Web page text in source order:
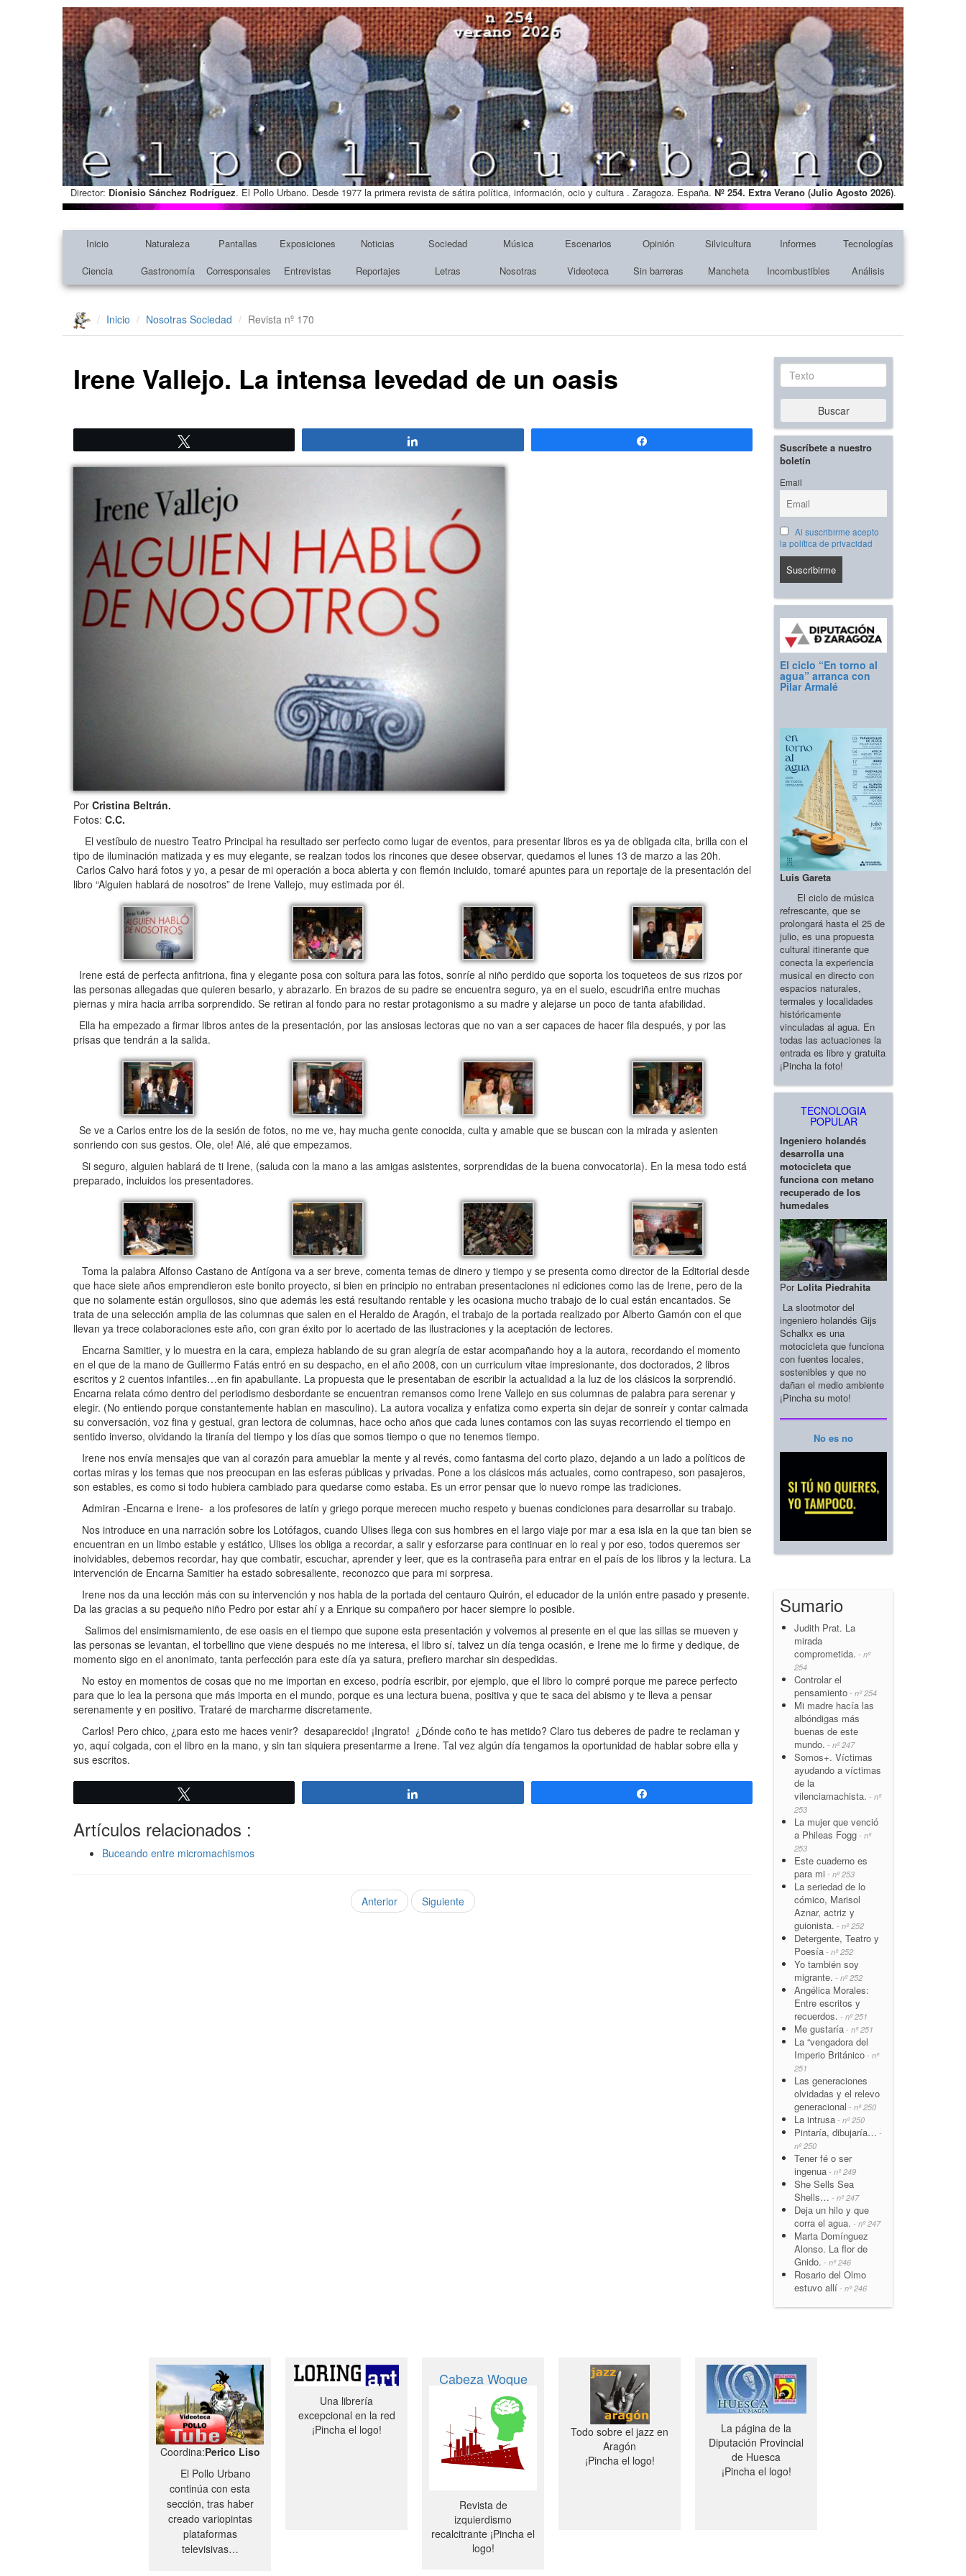
Director: Dionisio Sánchez Rodríguez. El Pollo Urbano. Desde 1977 la primera revista de sátira política, información, ocio y cultura . Zaragoza. España. Nº 254. Extra Verano (Julio Agosto 2026).
Inicio Naturaleza Pantallas Exposiciones Noticias Sociedad Música Escenarios Opinión Silvicultura Informes
Tecnologías
Ciencia
Gastronomía Corresponsales Entrevistas Reportajes Letras Nosotras Videoteca Sin barreras Mancheta Incombustibles Análisis
Inicio Nosotras Sociedad Revista nº 170
Irene Vallejo. La intensa levedad de un oasis
Por Cristina Beltrán.
Fotos: C.C.
El vestíbulo de nuestro Teatro Principal ha resultado ser perfecto como lugar de eventos, para presentar libros es ya de obligada cita, brilla con el
tipo de iluminación matizada y es muy elegante, se realzan todos los rincones que desee observar, quedamos el lunes 13 de marzo a las 20h.
Carlos Calvo hará fotos y yo, a pesar de mi operación a boca abierta y con flemón incluido, tomaré apuntes para un reportaje de la presentación del
libro “Alguien hablará de nosotros” de Irene Vallejo, muy estimada por él.
Irene está de perfecta anfitriona, fina y elegante posa con soltura para las fotos, sonríe al niño perdido que soporta los toqueteos de sus rizos por
las personas allegadas que quieren besarlo, y abrazarlo. En brazos de su padre se encuentra seguro, ya en el suelo, escudriña entre muchas
piernas y mira hacia arriba sorprendido. Se retiran al fondo para no restar protagonismo a su madre y alejarse un poco de tanta afabilidad.
Ella ha empezado a firmar libros antes de la presentación, por las ansiosas lectoras que no van a ser capaces de hacer fila después, y por las
prisas que tendrán a la salida.
Se ve a Carlos entre los de la sesión de fotos, no me ve, hay mucha gente conocida, culta y amable que se buscan con la mirada y asienten
sonriendo con sus gestos. Ole, ole! Alé, alé que empezamos.
Si seguro, alguien hablará de ti Irene, (saluda con la mano a las amigas asistentes, sorprendidas de la buena convocatoria). En la mesa todo está
preparado, incluidos los presentadores.
Toma la palabra Alfonso Castano de Antígona va a ser breve, comenta temas de dinero y tiempo y se presenta como director de la Editorial desde
que hace siete años emprendieron este bonito proyecto, si bien en principio no entraban presentaciones ni ediciones como las de Irene, pero de la
que no solamente están orgullosos, sino que además les está resultando rentable y les ocasiona mucho trabajo de lo cual están encantados. Se
trata de una selección amplia de las columnas que salen en el Heraldo de Aragón, el trabajo de la portada realizado por Alberto Gamón con el que
llevan ya trece colaboraciones este año, con gran éxito por lo acertado de las ilustraciones y la aceptación de lectores.
Encarna Samitier, y lo muestra en la cara, empieza hablando de su gran alegría de estar acompañando hoy a la autora, recordando el momento
en el que de la mano de Guillermo Fatás entró en su despacho, en el año 2008, con un curriculum vitae impresionante, dos doctorados, 2 libros
escritos y 2 cuentos infantiles…en fin apabullante. La propuesta que le presentaban de escribir la actualidad a la luz de los clásicos la sorprendió.
Encarna relata cómo dentro del periodismo desbordante se encuentran remansos como Irene Vallejo en sus columnas de palabra para serenar y
elegir. (No entiendo porque constantemente hablan en masculino). La autora vocaliza y enfatiza como experta sin dejar de sonreír y contar calmada
su conversación, voz fina y gestual, gran lectora de columnas, hace ocho años que cada lunes contamos con las suyas recorriendo el tiempo en
sentido inverso, olvidando la tiranía del tiempo y los días que somos tiempo o que no tenemos tiempo.
Irene nos envía mensajes que van al corazón para amueblar la mente y al revés, como fantasma del corto plazo, dejando a un lado a políticos de
cortas miras y los temas que nos preocupan en las esferas públicas y privadas. Pone a los clásicos más actuales, como contrapeso, son pasajeros,
son estables, es como si todo hubiera cambiado para quedarse como estaba. Es un error pensar que lo nuevo rompe las tradiciones.
Admiran -Encarna e Irene- a los profesores de latín y griego porque merecen mucho respeto y buenas condiciones para desarrollar su trabajo.
Nos introduce en una narración sobre los Lotófagos, cuando Ulises llega con sus hombres en el largo viaje por mar a esa isla en la que tan bien se
encuentran en un limbo estable y estático, Ulises los obliga a recordar, a salir y esforzarse para continuar en lo real y por eso, todos queremos ser
inolvidables, debemos recordar, hay que combatir, escuchar, aprender y leer, que es la contraseña para entrar en el país de los libros y la lectura. La
intervención de Encarna Samitier ha estado sobresaliente, reconozco que para mi sorpresa.
Irene nos da una lección más con su intervención y nos habla de la portada del centauro Quirón, el educador de la unión entre pasado y presente.
Da las gracias a su pequeño niño Pedro por estar ahí y a Enrique su compañero por hacer siempre lo posible.
Salimos del ensimismamiento, de ese oasis en el tiempo que supone esta presentación y volvemos al presente en el que las sillas se mueven y
las personas se levantan, el torbellino que viene después no me interesa, el libro sí, talvez un día tenga ocasión, e Irene me lo firme y dedique, de
momento sigo en el anonimato, tanta perfección para este día ya satura, prefiero marchar sin despedidas.
No estoy en momentos de cosas que no me importan en exceso, podría escribir, por ejemplo, que el libro lo compré porque me parece perfecto
para que lo lea la persona que más importa en el mundo, porque es una lectura buena, positiva y que te saca del abismo y te lleva a pensar
serenamente y en positivo. Trataré de marcharme discretamente.
Carlos! Pero chico, ¿para esto me haces venir? desaparecido! ¡Ingrato! ¿Dónde coño te has metido? Claro tus deberes de padre te reclaman y
yo, aquí colgada, con el libro en la mano, y sin tan siquiera presentarme a Irene. Tal vez algún día tengamos la oportunidad de hablar sobre ella y
sus escritos.
Artículos relacionados :
Buceando entre micromachismos
Anterior Siguiente
Texto
Buscar
Suscríbete a nuestro
boletín
Email
Al suscribirme acepto
la política de privacidad
El ciclo “En torno al
agua” arranca con
Pilar Armalé
Luis Gareta
El ciclo de música
refrescante, que se
prolongará hasta el 25 de
julio, es una propuesta
cultural itinerante que
conecta la experiencia
musical en directo con
espacios naturales,
termales y localidades
históricamente
vinculadas al agua. En
todas las actuaciones la
entrada es libre y gratuita
¡Pincha la foto!
TECNOLOGIA
POPULAR
Ingeniero holandés
desarrolla una
motocicleta que
funciona con metano
recuperado de los
humedales
Por Lolita Piedrahita
La slootmotor del
ingeniero holandés Gijs
Schalkx es una
motocicleta que funciona
con fuentes locales,
sostenibles y que no
dañan el medio ambiente
¡Pincha su moto!
No es no
Sumario
Judith Prat. La
mirada
comprometida. - nº
254
Controlar el
pensamiento - nº 254
Mi madre hacía las
albóndigas más
buenas de este
mundo. - nº 247
Somos+. Víctimas
ayudando a víctimas
de la
vilenciamachista. - nº
253
La mujer que venció
a Phileas Fogg - nº
253
Este cuaderno es
para mi - nº 253
La seriedad de lo
cómico, Marisol
Aznar, actriz y
guionista. - nº 252
Detergente, Teatro y
Poesía - nº 252
Yo también soy
migrante. - nº 252
Angélica Morales:
Entre escritos y
recuerdos. - nº 251
Me gustaría - nº 251
La “vengadora del
Imperio Británico - nº
251
Las generaciones
olvidadas y el relevo
generacional - nº 250
La intrusa - nº 250
Pintaría, dibujaría… -
nº 250
Tener fé o ser
ingenua - nº 249
She Sells Sea
Shells… - nº 247
Deja un hilo y que
corra el agua. - nº 247
Marta Domínguez
Alonso. La flor de
Gnido. - nº 246
Rosario del Olmo
estuvo allí - nº 246
Coordina:Perico Liso
El Pollo Urbano
continúa con esta
sección, tras haber
creado variopintas
plataformas
televisivas…
Una librería
excepcional en la red
¡Pincha el logo!
Cabeza Woque
Revista de
izquierdismo
recalcitrante ¡Pincha el
logo!
Todo sobre el jazz en
Aragón
¡Pincha el logo!
La página de la
Diputación Provincial
de Huesca
¡Pincha el logo!